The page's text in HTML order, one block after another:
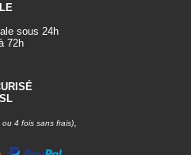
sous 24h
72h
ou 4 fois sans frais),